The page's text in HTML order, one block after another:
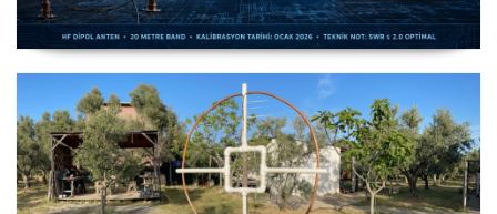
Antenlerde Band Genişliği SWR Hesaplama Formülü -